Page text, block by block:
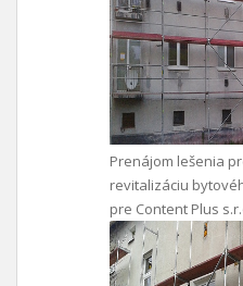
Prenájom lešenia
revitalizáciu
pre Content Plus